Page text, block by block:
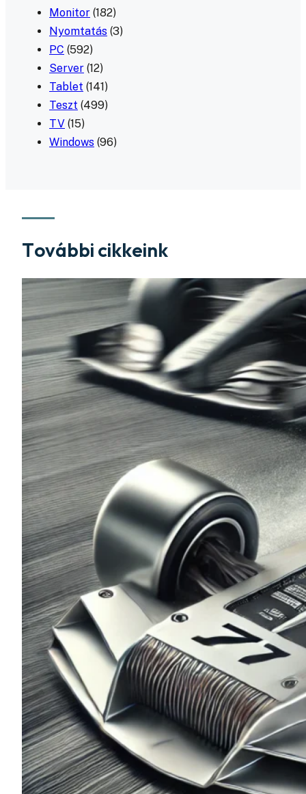
Monitor (182)
Nyomtatás (3)
PC (592)
Server (12)
Tablet (141)
Teszt (499)
TV (15)
Windows (96)
További cikkeink